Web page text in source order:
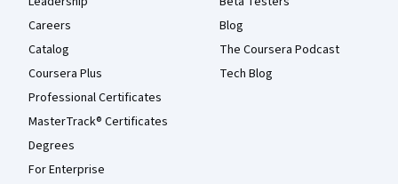
Careers
Catalog
Coursera Plus
Professional Certificates
MasterTrack® Certificates
Degrees
For Enterprise
Blog
The Coursera Podcast
Tech Blog